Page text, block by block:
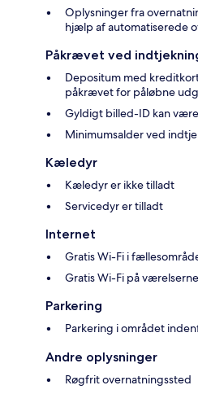
Oplysninger fra
hjælp af automatiserede
Påkrævet ved
Depositum med
påkrævet for påløbne
Gyldigt billed-ID kan
Minimumsalder ved
Kæledyr
Kæledyr er ikke tilladt
Servicedyr er tilladt
Internet
Gratis Wi-Fi i
Gratis Wi-Fi på værelserne
Parkering
Parkering i området
Andre oplysninger
Røgfrit overnatningssted